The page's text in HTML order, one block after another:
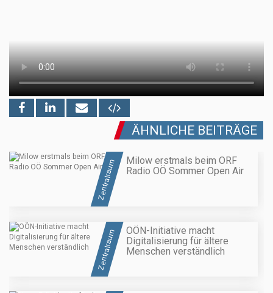
ÄHNLICHE BEITRÄGE
Zentralraum
Milow erstmals beim ORF
Radio OÖ Sommer Open Air
Zentralraum
OÖN-Initiative macht
Digitalisierung für ältere
Menschen verständlich